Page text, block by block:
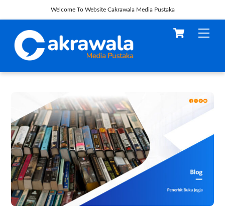
Welcome To Website Cakrawala Media Pustaka
content
Cart